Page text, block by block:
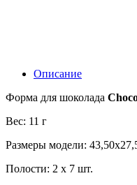
Описание
Форма для шоколада
Вес: 11 г
Размеры модели:
Полости: 2 x 7 шт.